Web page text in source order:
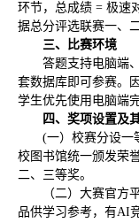
环节，总成绩 = 极速
据总分评选联赛一、
三、比赛环境
答题支持电脑端
套数据库即可参赛。
学生优先使用电脑端
四、奖项设置及
(一）校赛分设一
校图书馆统一颁发荣
二、三等奖。
（二）大赛官方
品供学习参考，有AI